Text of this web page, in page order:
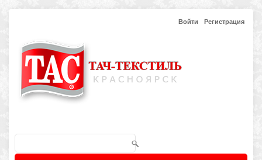
Войти Регистрация